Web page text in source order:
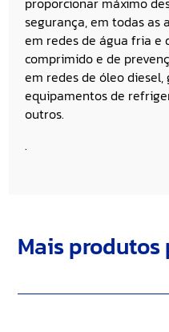
segurança, em todas as
em redes de água fria e
comprimido e de
em redes de óleo diesel,
equipamentos de
outros.
.
Mais produtos